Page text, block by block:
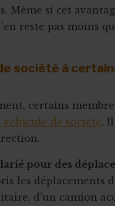
Même si cet
reste pas moins
société à
certains
véhicule de société. Il
pour des
les déplacements
d’un camion